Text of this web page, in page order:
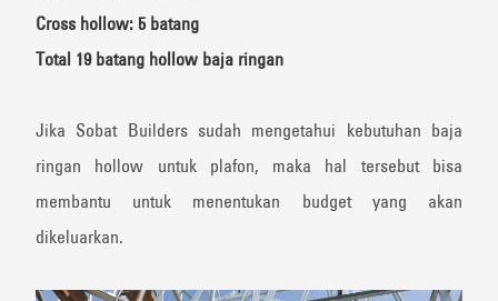
Cross hollow: 5 batang
Total 19 batang hollow baja ringan
Jika Sobat Builders sudah mengetahui kebutuhan baja
ringan hollow untuk plafon, maka hal tersebut bisa
membantu untuk menentukan budget yang akan
dikeluarkan.